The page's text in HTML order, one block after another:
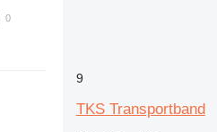
9
TKS Transportband